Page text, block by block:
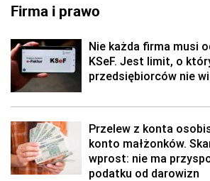
Firma i prawo
Nie każda firma musi
KSeF. Jest limit, o
przedsiębiorców nie
Przelew z konta
konto małżonków.
wprost: nie ma
podatku od darowizn